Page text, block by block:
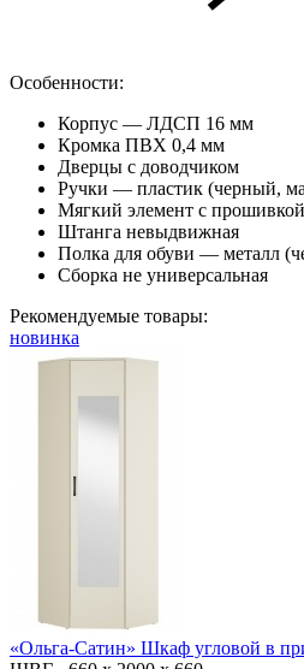
Особенности:
Корпус — ЛДСП 16 мм
Кромка ПВХ 0,4 мм
Дверцы с доводчиком
Ручки — пластик (черный,
Мягкий элемент с
Штанга невыдвижная
Полка для обуви — металл
Сборка не универсальная
Рекомендуемые товары:
новинка
«Ольга-Сатин» Шкаф угловой в